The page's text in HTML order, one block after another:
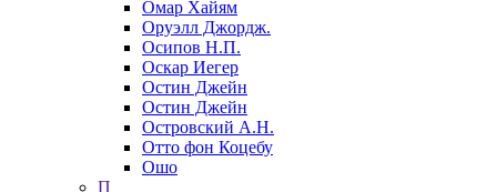
Омар Хайям
Оруэлл Джордж.
Осипов Н.П.
Оскар Иегер
Остин Джейн
Остин Джейн
Островский А.Н.
Отто фон Коцебу
Ошо
П